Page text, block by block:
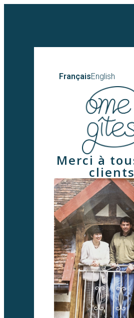
FrançaisEnglish
Merci à
clients